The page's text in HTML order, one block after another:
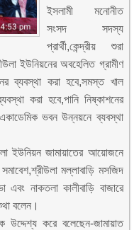
ইসলামী মনোনীত
সংসদ সদস্য
প্রার্থী,কেন্দ্রীয় শুরা
ইউনিয়নের অবহেলিত গ্রামীণ
ব্যবস্থা করা হবে,সমস্ত খাল
করা হবে,পানি নিষ্কাশনের
ভবন উন্নয়নে ব্যবস্থা
ইউনিয়ন জামায়াতের আয়োজনে
মল্লাবাড়ি মসজিদ
নাকতলা কালীবাড়ি বাজারে
বলেন।
উদ্দেশ্য করে বলেছেন-জামায়াত